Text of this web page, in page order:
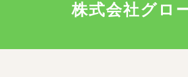
株式会社グロ